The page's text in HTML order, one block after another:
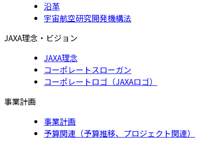
沿革
宇宙航空研究開発機構法
JAXA理念・ビジョン
JAXA理念
コーポレートスローガン
コーポレートロゴ（JAXAロゴ）
事業計画
事業計画
予算関連（予算推移、プロジェクト関連）